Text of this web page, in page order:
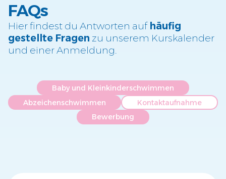
FAQs
Hier findest du Antworten auf häufig
gestellte Fragen zu unserem Kurskalender
und einer Anmeldung.
Baby und Kleinkinderschwimmen
Abzeichenschwimmen
Kontaktaufnahme
Bewerbung